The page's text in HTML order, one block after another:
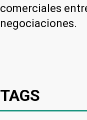
comerciales
negociaciones.
TAGS